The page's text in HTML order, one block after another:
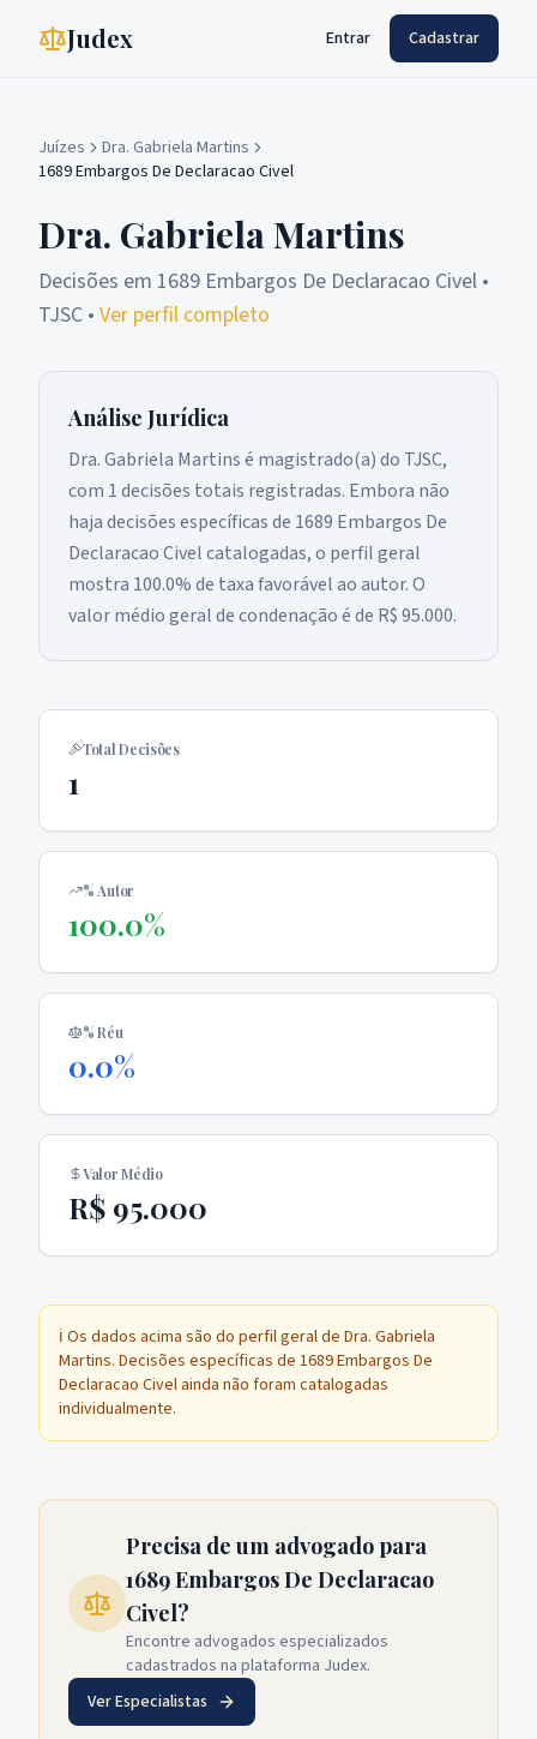
Judex Entrar Cadastrar
Juízes
Dra. Gabriela Martins
1689 Embargos De Declaracao Civel
Dra. Gabriela Martins
Decisões em 1689 Embargos De Declaracao Civel •
TJSC • Ver perfil completo
Análise Jurídica
Dra. Gabriela Martins é magistrado(a) do TJSC,
com 1 decisões totais registradas. Embora não
haja decisões específicas de 1689 Embargos De
Declaracao Civel catalogadas, o perfil geral
mostra 100.0% de taxa favorável ao autor. O
valor médio geral de condenação é de R$ 95.000.
Total Decisões
1
% Autor
100.0%
% Réu
0.0%
Valor Médio
R$ 95.000
ℹ️ Os dados acima são do perfil geral de Dra. Gabriela
Martins. Decisões específicas de 1689 Embargos De
Declaracao Civel ainda não foram catalogadas
individualmente.
Precisa de um advogado para
1689 Embargos De Declaracao
Civel?
Encontre advogados especializados
cadastrados na plataforma Judex.
Ver Especialistas